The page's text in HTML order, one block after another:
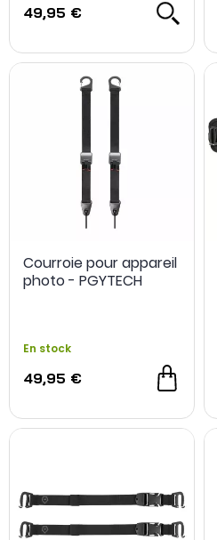
49,95 €
Courroie pour appareil
photo - PGYTECH
En stock
49,95 €